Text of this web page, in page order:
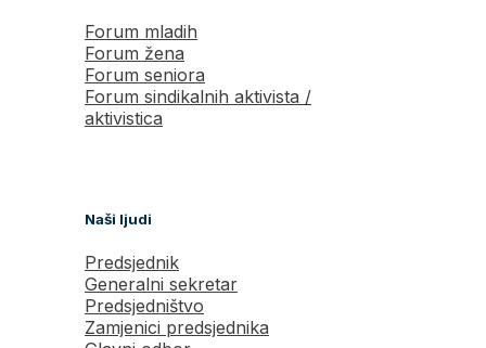
Forum mladih
Forum žena
Forum seniora
Forum sindikalnih aktivista /
aktivistica
Naši ljudi
Predsjednik
Generalni sekretar
Predsjedništvo
Zamjenici predsjednika